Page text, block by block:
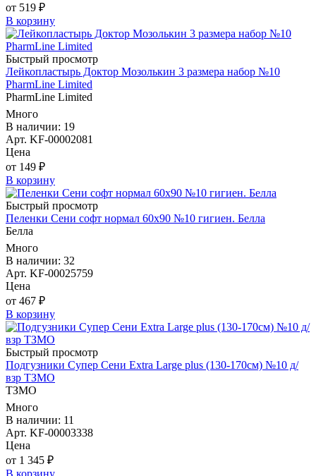
от 519 ₽
В корзину
Быстрый просмотр
Лейкопластырь Доктор Мозолькин 3 размера набор №10
PharmLine Limited
PharmLine Limited
Много
В наличии: 19
Арт. KF-00002081
Цена
от 149 ₽
В корзину
Быстрый просмотр
Пеленки Сени софт нормал 60х90 №10 гигиен. Белла
Белла
Много
В наличии: 32
Арт. KF-00025759
Цена
от 467 ₽
В корзину
Быстрый просмотр
Подгузники Супер Сени Extra Large plus (130-170см) №10 д/
взр ТЗМО
ТЗМО
Много
В наличии: 11
Арт. KF-00003338
Цена
от 1 345 ₽